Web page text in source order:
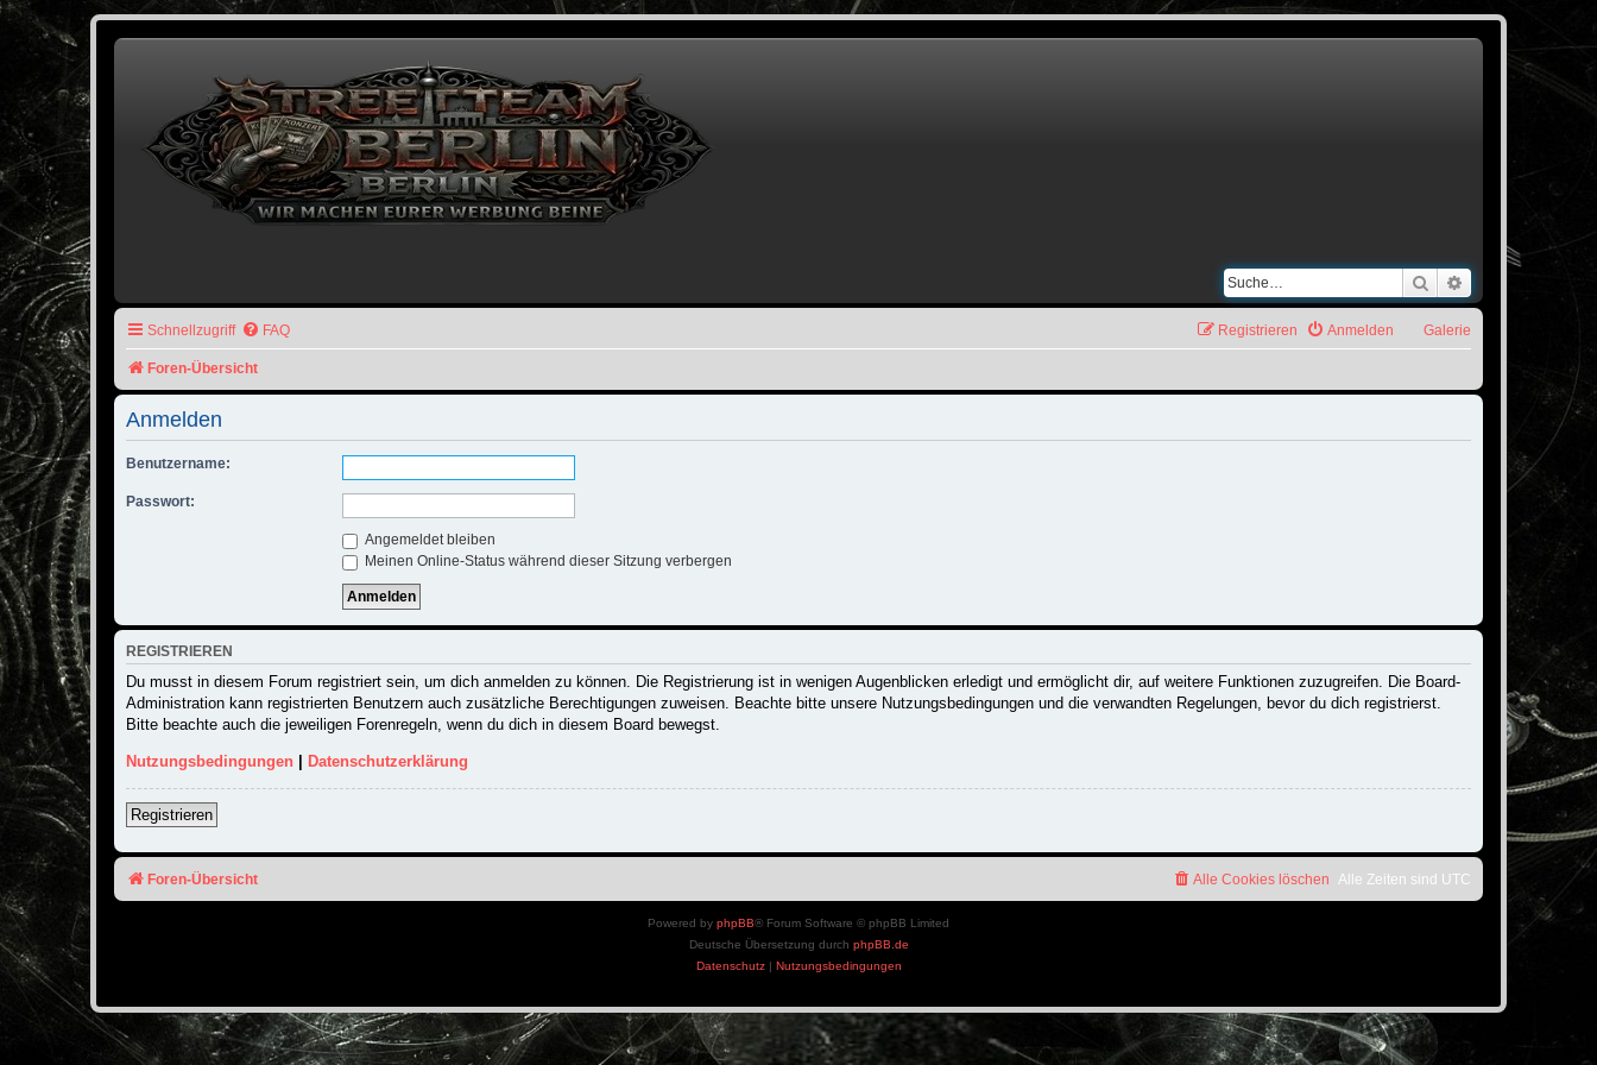
Suche
Schnellzugriff Galerie
FAQ Anmelden
Registrieren
Foren-Übersicht
Anmelden
Benutzername:
Passwort:
Angemeldet bleiben
Meinen Online-Status während dieser Sitzung verbergen
REGISTRIEREN
Du musst in diesem Forum registriert sein, um dich anmelden zu können. Die Registrierung ist in wenigen Augenblicken erledigt und ermöglicht dir, auf weitere Funktionen zuzugreifen. Die Board-
Administration kann registrierten Benutzern auch zusätzliche Berechtigungen zuweisen. Beachte bitte unsere Nutzungsbedingungen und die verwandten Regelungen, bevor du dich registrierst.
Bitte beachte auch die jeweiligen Forenregeln, wenn du dich in diesem Board bewegst.
Nutzungsbedingungen Datenschutzerklärung
Registrieren
Foren-Übersicht Alle Zeiten sind UTC
Alle Cookies löschen
Powered by phpBB® Forum Software © phpBB Limited
Deutsche Übersetzung durch phpBB.de
Datenschutz| Nutzungsbedingungen